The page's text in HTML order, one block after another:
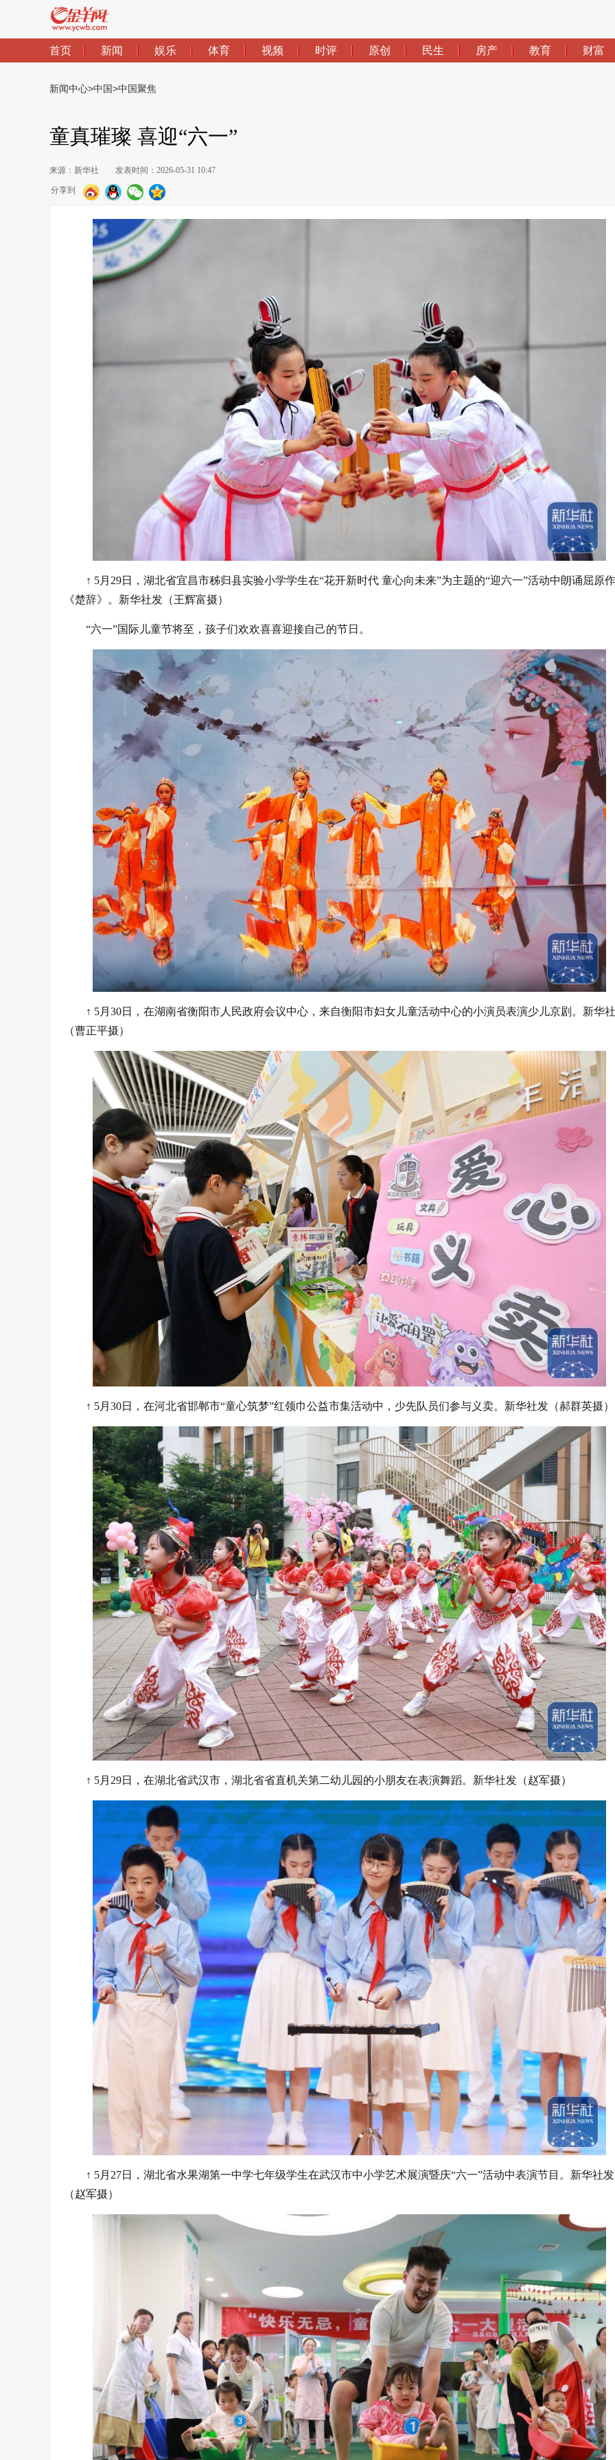
首页 新闻 娱乐 体育 视频 时评 原创 民生 房产 教育 财富
新闻中心>中国>中国聚焦
童真璀璨 喜迎“六一”
来源：新华社 发表时间：2026-05-31 10:47
分享到
↑ 5月29日，湖北省宜昌市秭归县实验小学学生在“花开新时代 童心向未来”为主题的“迎六一”活动中朗诵屈原
《楚辞》。新华社发（王辉富摄）
“六一”国际儿童节将至，孩子们欢欢喜喜迎接自己的节日。
↑ 5月30日，在湖南省衡阳市人民政府会议中心，来自衡阳市妇女儿童活动中心的小演员表演少儿京剧。新华
（曹正平摄）
↑ 5月30日，在河北省邯郸市“童心筑梦”红领巾公益市集活动中，少先队员们参与义卖。新华社发（郝群英摄）
↑ 5月29日，在湖北省武汉市，湖北省省直机关第二幼儿园的小朋友在表演舞蹈。新华社发（赵军摄）
↑ 5月27日，湖北省水果湖第一中学七年级学生在武汉市中小学艺术展演暨庆“六一”活动中表演节目。新华社发
（赵军摄）